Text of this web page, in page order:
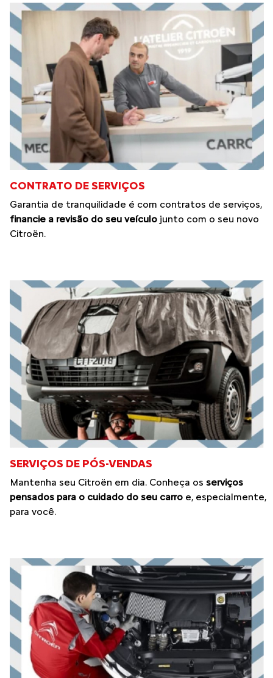
CONTRATO DE SERVIÇOS
Garantia de tranquilidade é com contratos de serviços,
financie a revisão do seu veículo junto com o seu novo
Citroën.
SERVIÇOS DE PÓS-VENDAS
Mantenha seu Citroën em dia. Conheça os serviços
pensados para o cuidado do seu carro e, especialmente,
para você.